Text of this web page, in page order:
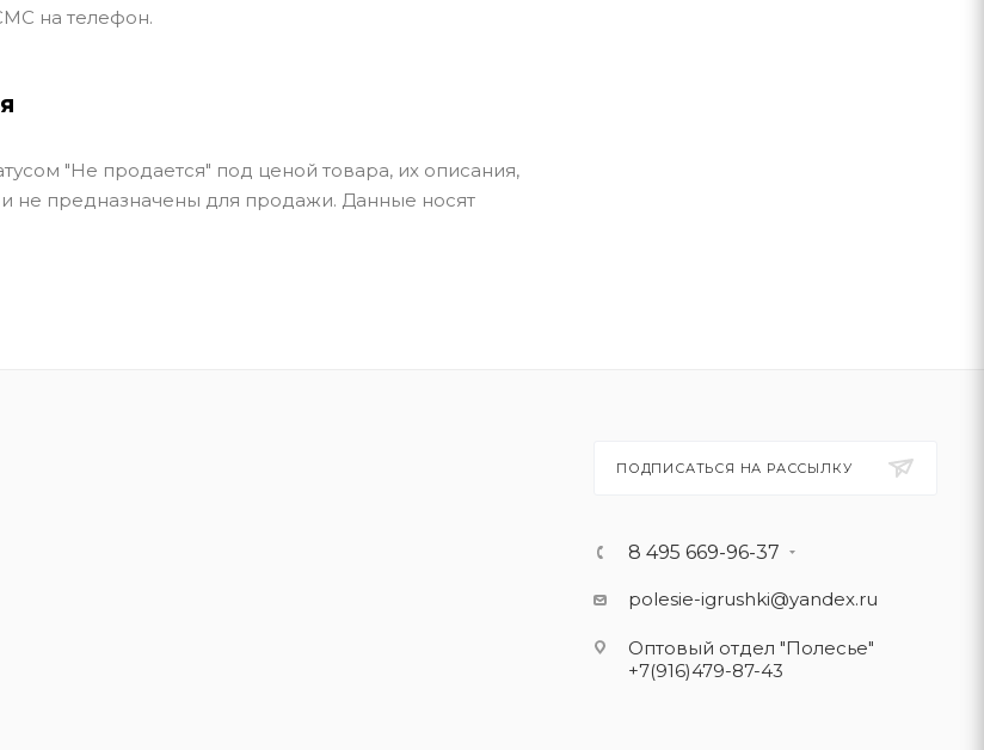
на телефон.
"Не продается" под ценой товара, их описания,
не предназначены для продажи. Данные носят
ПОДПИСАТЬСЯ НА РАССЫЛКУ
8 495 669-96-37
polesie-igrushki@yandex.ru
Оптовый отдел "Полесье"
+7(916)479-87-43